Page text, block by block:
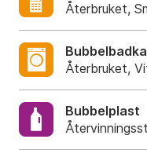
Återbruket,
Återbruket,
Bubbelplast